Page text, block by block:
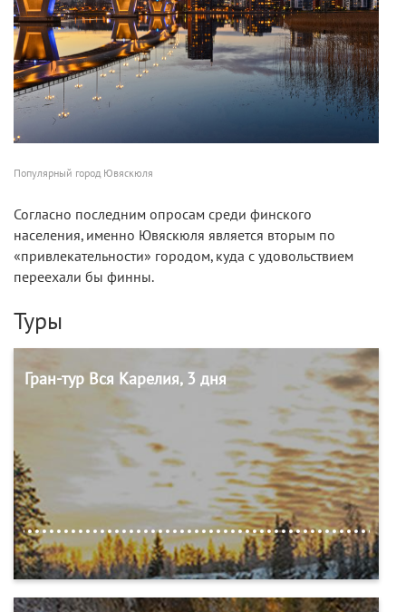
Популярный город Ювяскюля
Согласно последним опросам среди финского
населения, именно Ювяскюля является вторым по
«привлекательности» городом, куда с удовольствием
переехали бы финны.
Туры
Гран-тур Вся Карелия, 3 дня